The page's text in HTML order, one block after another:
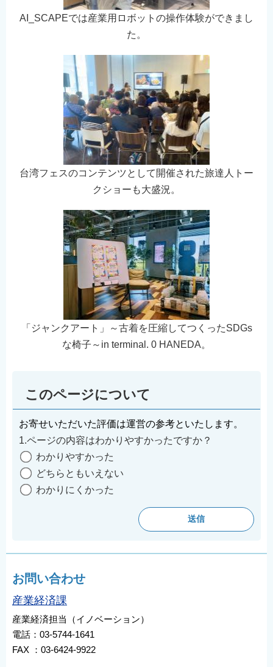
AI_SCAPEでは産業用ロボットの操作体験ができまし
た。
台湾フェスのコンテンツとして開催された旅達人トー
クショーも大盛況。
「ジャンクアート」～古着を圧縮してつくったSDGs
な椅子～in terminal. 0 HANEDA。
このページについて
お寄せいただいた評価は運営の参考といたします。
1.ページの内容はわかりやすかったですか？
わかりやすかった
どちらともいえない
わかりにくかった
お問い合わせ
産業経済課
産業経済担当（イノベーション）
電話：03-5744-1641
FAX ：03-6424-9922